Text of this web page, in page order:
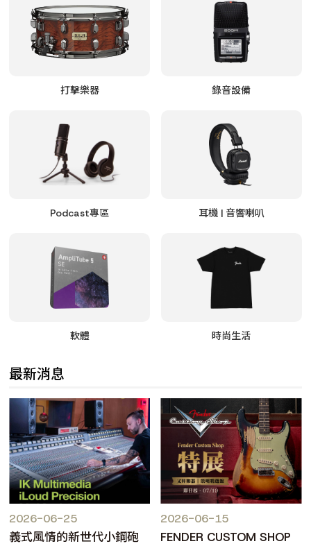
打擊樂器 錄音設備
Podcast專區 耳機 | 音響喇叭
軟體 時尚生活
最新消息
2026-06-25
義式風情的新世代小鋼砲
2026-06-15
FENDER CUSTOM SHOP